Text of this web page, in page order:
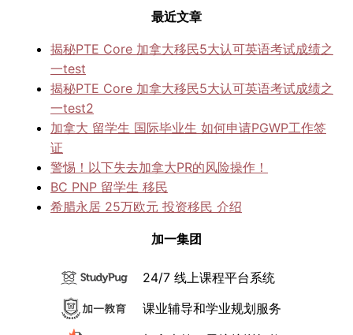
最近文章
揭秘PTE Core 加拿大移民5大认可英语考试成绩之
一test
揭秘PTE Core 加拿大移民5大认可英语考试成绩之
一test2
加拿大 留学生 国际毕业生 如何申请PGWP工作签
证
警惕！以下失去加拿大PR的风险操作！
BC PNP 留学生 移民
希腊永居 25万欧元 投资移民 介绍
加一集团
24/7 线上课程平台系统
课业辅导和学业规划服务